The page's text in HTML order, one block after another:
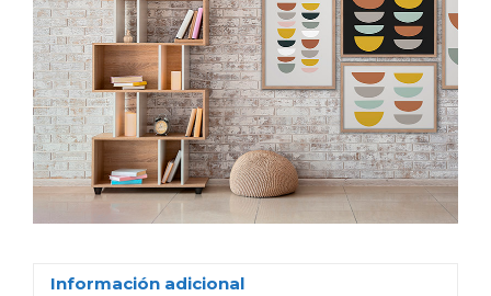
Información adicional